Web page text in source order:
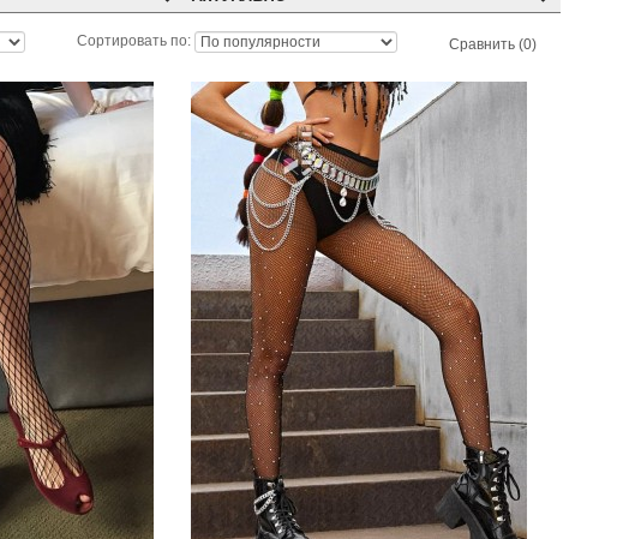
Сортировать по: Сравнить (0)